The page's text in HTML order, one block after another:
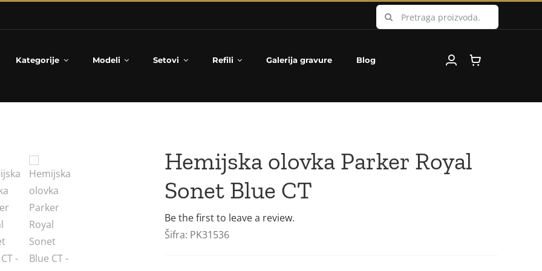
Search
for:
Kategorije Modeli Setovi Refili Galerija gravure Blog
Hemijska olovka Parker Royal
Sonet Blue CT
Be the first to leave a review.
Šifra: PK31536